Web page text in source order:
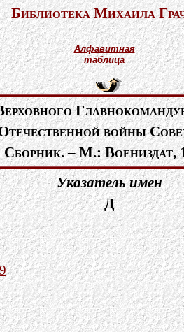
Библиотека Михаила
Алфавитная
таблица
войны
Сборник. – М.: Воениздат,
Указатель имен
Д